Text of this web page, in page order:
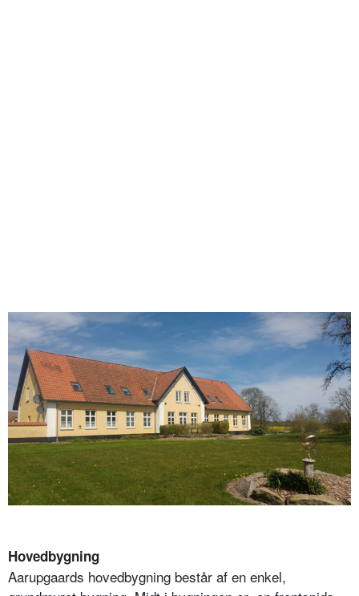
Hovedbygning
Aarupgaards hovedbygning består af en enkel,